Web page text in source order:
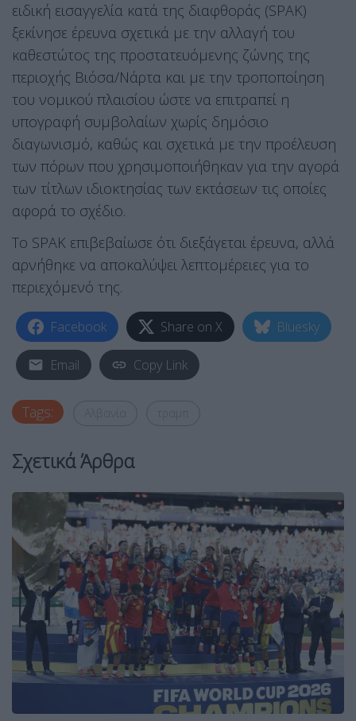
ειδική εισαγγελία κατά της διαφθοράς (SPAK)
ξεκίνησε έρευνα σχετικά με την αλλαγή του
καθεστώτος της προστατευόμενης ζώνης της
περιοχής Βιόσα/Νάρτα και με την τροποποίηση
του νομικού πλαισίου ώστε να επιτραπεί η
υπογραφή συμβολαίων χωρίς δημόσιο
διαγωνισμό, καθώς και σχετικά με την προέλευση
των πόρων που χρησιμοποιήθηκαν για την αγορά
των τίτλων ιδιοκτησίας των εκτάσεων τις οποίες
αφορά το σχέδιο.
Το SPAK επιβεβαίωσε ότι διεξάγεται έρευνα, αλλά
αρνήθηκε να αποκαλύψει λεπτομέρειες για το
περιεχόμενό της.
Facebook Share on X Bluesky
Email Copy Link
Tags:
Σχετικά Άρθρα